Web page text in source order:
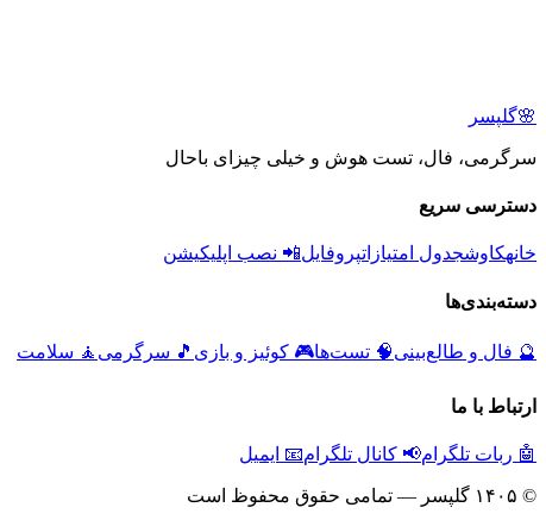
🌸گلپسر
سرگرمی، فال، تست هوش و خیلی چیزای باحال
دسترسی سریع
خانهکاوشجدول امتیازاتپروفایل📲 نصب اپلیکیشن
دسته‌بندی‌ها
🔮 فال و طالع‌بینی🧠 تست‌ها🎮 کوئیز و بازی 🎵 سرگرمی 🧘 سلامت
ارتباط با ما
🤖 ربات تلگرام📢 کانال تلگرام📧 ایمیل
© ۱۴۰۵ گلپسر — تمامی حقوق محفوظ است